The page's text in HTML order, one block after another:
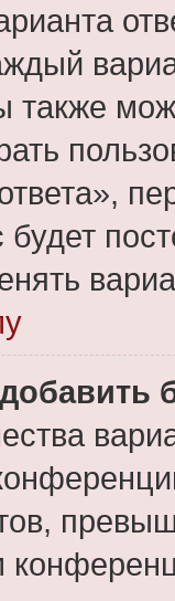
также
будет